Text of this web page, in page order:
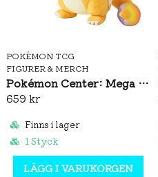
POKÉMON TCG
FIGURER & MERCH
Pokémon Center: Mega Dragonite Plush
659 kr
Finns i lager
1 Styck
LÄGG I VARUKORGEN